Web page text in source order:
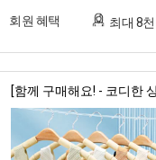
회원 혜택 최대 8
[함께 구매해요! - 코디한